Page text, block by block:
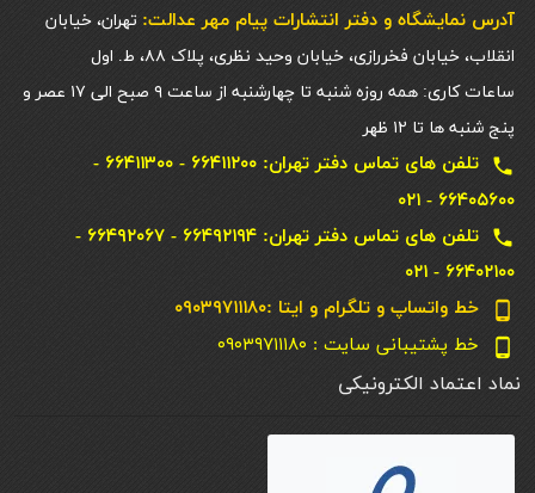
آدرس نمایشگاه و دفتر انتشارات پيام مهر عدالت: تهران، خیابان
انقلاب، خیابان فخررازی، خیابان وحید نظری، پلاک ۸۸، ط. اول
ساعات کاری: همه روزه شنبه تا چهارشنبه از ساعت ۹ صبح الی ۱۷ عصر و
پنج شنبه ها تا ۱۲ ظهر
local_phone
تلفن های تماس دفتر تهران: ۶۶۴۱۱۲۰۰ - ۶۶۴۱۱۳۰۰ -
۶۶۴۰۵۶۰۰ - ۰۲۱
local_phone
تلفن های تماس دفتر تهران: ۶۶۴۹۲۱۹۴ - ۶۶۴۹۲۰۶۷ -
۶۶۴۰۲۱۰۰ - ۰۲۱
phone_android خط واتساپ و تلگرام و ایتا :۰۹۰۳۹۷۱۱۱۸۰
phone_android خط پشتیبانی سایت : ۰۹۰۳۹۷۱۱۱۸۰
نماد اعتماد الکترونیکی